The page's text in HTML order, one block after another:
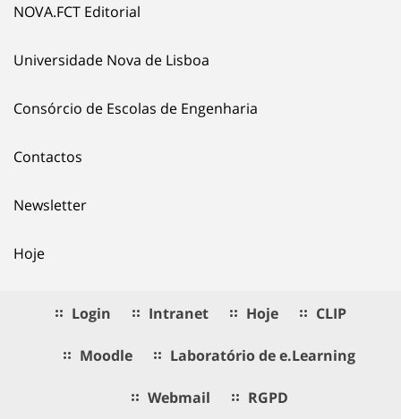
NOVA.FCT Editorial
Universidade Nova de Lisboa
Consórcio de Escolas de Engenharia
Contactos
Newsletter
Hoje
Login Intranet Hoje CLIP
Moodle Laboratório de e.Learning
Webmail RGPD